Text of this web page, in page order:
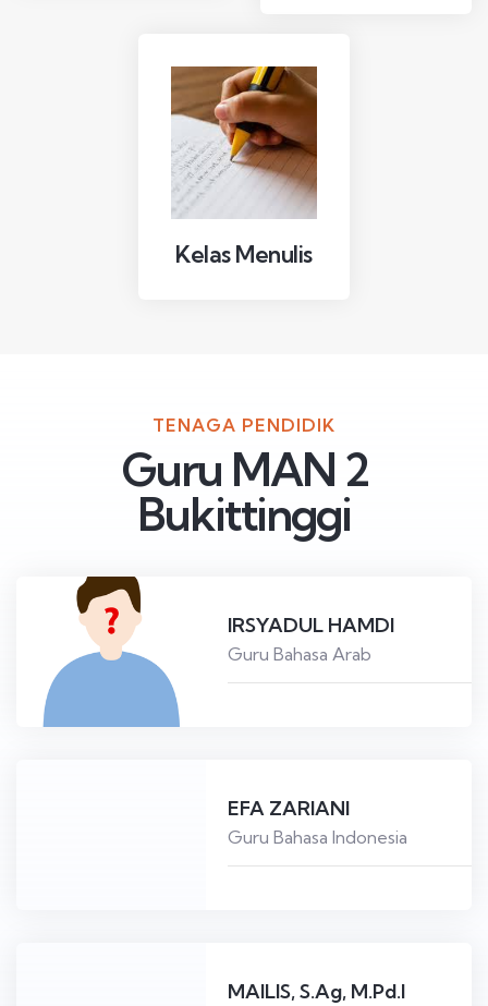
Kelas Menulis
TENAGA PENDIDIK
Guru MAN 2
Bukittinggi
IRSYADUL HAMDI
Guru Bahasa Arab
EFA ZARIANI
Guru Bahasa Indonesia
MAILIS, S.Ag, M.Pd.I